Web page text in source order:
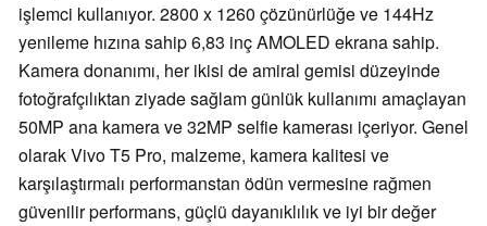
işlemci kullanıyor. 2800 x 1260 çözünürlüğe ve 144Hz
yenileme hızına sahip 6,83 inç AMOLED ekrana sahip.
Kamera donanımı, her ikisi de amiral gemisi düzeyinde
fotoğrafçılıktan ziyade sağlam günlük kullanımı amaçlayan
50MP ana kamera ve 32MP selfie kamerası içeriyor. Genel
olarak Vivo T5 Pro, malzeme, kamera kalitesi ve
karşılaştırmalı performanstan ödün vermesine rağmen
güvenilir performans, güçlü dayanıklılık ve iyi bir değer